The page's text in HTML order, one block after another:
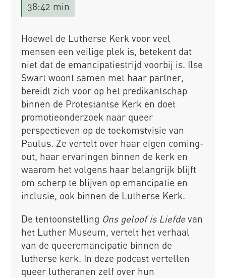
38:42 min
Hoewel de Lutherse Kerk voor veel
mensen een veilige plek is, betekent dat
niet dat de emancipatiestrijd voorbij is. Ilse
Swart woont samen met haar partner,
bereidt zich voor op het predikantschap
binnen de Protestantse Kerk en doet
promotieonderzoek naar queer
perspectieven op de toekomstvisie van
Paulus. Ze vertelt over haar eigen coming-
out, haar ervaringen binnen de kerk en
waarom het volgens haar belangrijk blijft
om scherp te blijven op emancipatie en
inclusie, ook binnen de Lutherse Kerk.
De tentoonstelling Ons geloof is Liefdevan
het Luther Museum, vertelt het verhaal
van de queeremancipatie binnen de
lutherse kerk. In deze podcast vertellen
queer lutheranen zelf over hun